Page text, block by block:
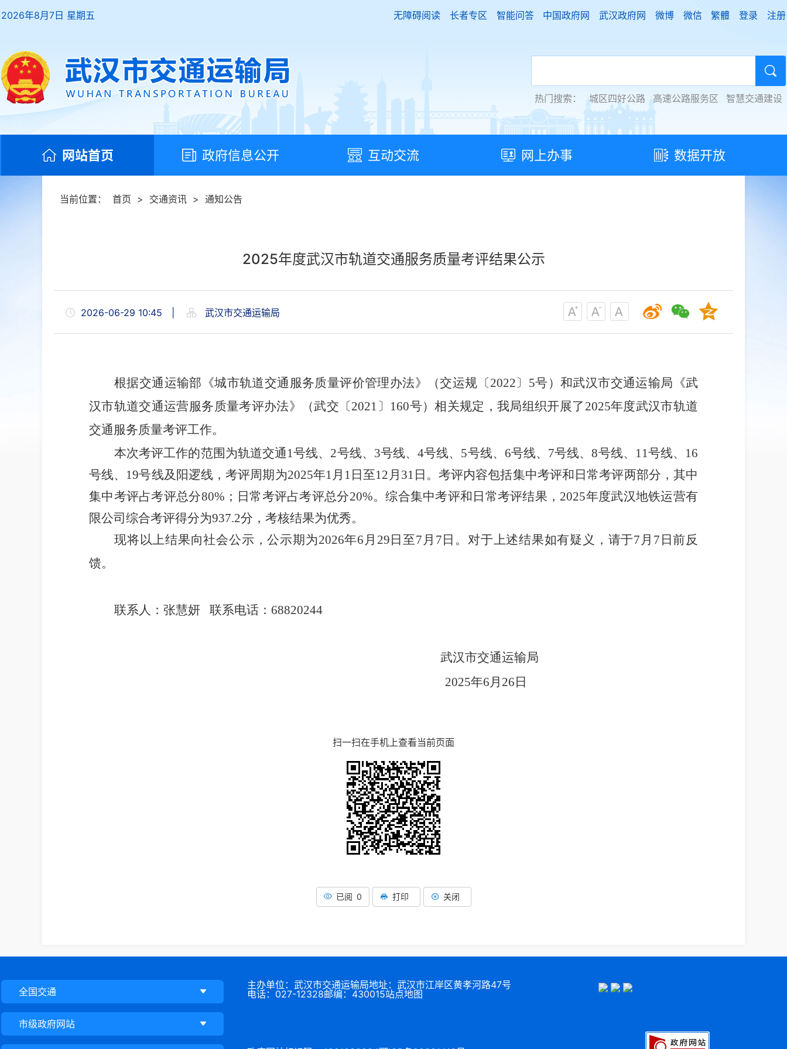
2026年8月7日 星期五 无障碍阅读 长者专区 智能问答 中国政府网 武汉政府网 微博 微信 繁體 登录 注册
热门搜索： 城区四好公路 高速公路服务区 智慧交通建设
网站首页 政府信息公开 互动交流 网上办事 数据开放
当前位置： 首页 > 交通资讯 > 通知公告
2025年度武汉市轨道交通服务质量考评结果公示
2026-06-29 10:45 武汉市交通运输局
根据交通运输部《城市轨道交通服务质量评价管理办法》（交运规〔2022〕 5号）和武汉市交通运输局《武
汉市轨道交通运营服务质量考评办法》（武交〔2021 〕 160号）相关规定，我局组织开展了 2025年度武汉市轨道
交通服务质量考评工作。
本次考评工作的范围为轨道交通 1号线、 2号线、 3号线、4号线、 5号线、 6号线、 7号线、8号线、 11号线、 16
号线、 19号线及阳逻线，考评周期为2025年1 月 1 日至12 月 31 日。考评内容包括集中考评和日常考评两部分，其中
集中考评占考评总分80% ；日常考评占考评总分20%。综合集中考评和日常考评结果， 2025年度武汉地铁运营有
限公司综合考评得分为937.2分，考核结果为优秀。
现将以上结果向社会公示，公示期为2026年6 月 29 日至7 月 7 日。对于上述结果如有疑义，请于7 月 7 日前反
馈。
联系人：张慧妍 联系电话： 68820244
武汉市交通运输局
2025年6 月 26 日
扫一扫在手机上查看当前页面
已阅 0 打印 关闭
全国交通
市级政府网站
主办单位：武汉市交通运输局地址：武汉市江岸区黄孝河路47号
电话：027-12328邮编：430015站点地图